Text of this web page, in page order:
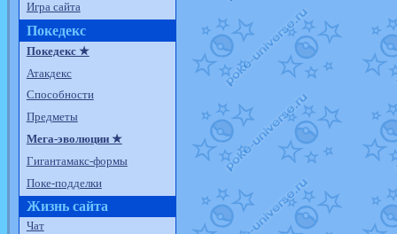
Игра сайта
Покедекс
Покедекс ★
Атакдекс
Способности
Предметы
Мега-эволюции ★
Гигантамакс-формы
Поке-подделки
Жизнь сайта
Чат